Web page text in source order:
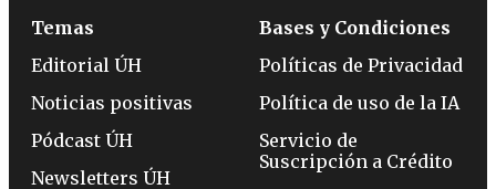
Temas
Editorial ÚH
Noticias positivas
Pódcast ÚH
Newsletters ÚH
Bases y Condiciones
Políticas de Privacidad
Política de uso de la IA
Servicio de
Suscripción a Crédito